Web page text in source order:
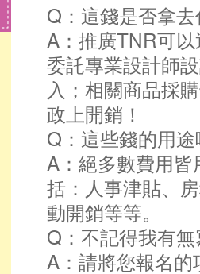
Q：這錢是否拿
A：推廣TNR可
委託專業設計師
入；相關商品採
政上開銷！
Q：這些錢的用
A：絕多數費用
括：人事津貼、
動開銷等等。
Q：不記得我有
A：請將您報名